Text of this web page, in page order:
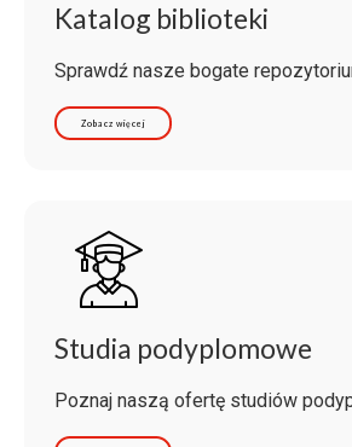
Katalog biblioteki
Sprawdź nasze bogate
Zobacz więcej
Studia podyplomowe
Poznaj naszą ofertę studiów